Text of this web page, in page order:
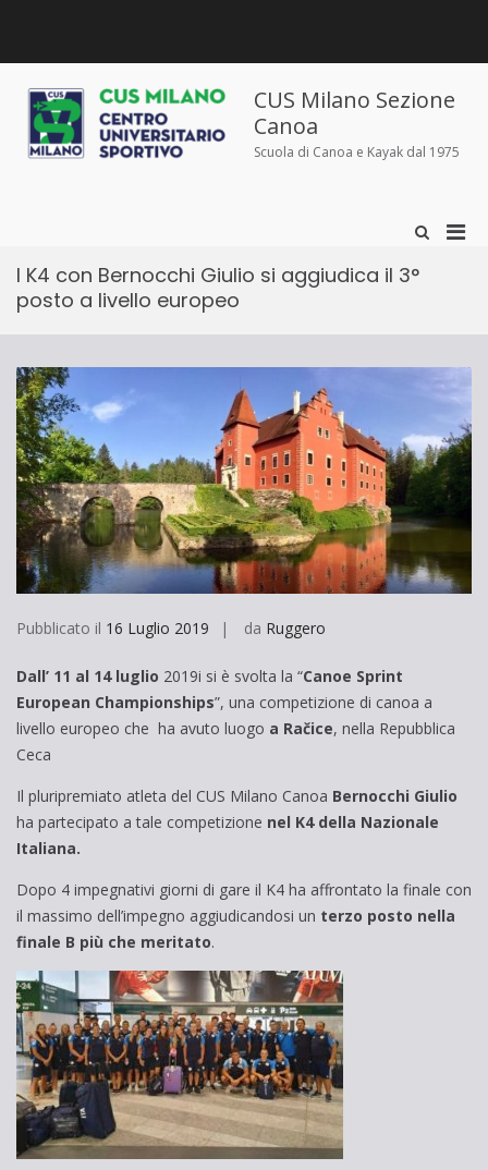
siamo
siamo
e
iscrizioni
sportivo
CUS Milano Sezione
Canoa
Scuola di Canoa e Kayak dal 1975
Mostra
modulo
I K4 con Bernocchi Giulio si aggiudica il 3°
posto a livello europeo
Pubblicato il 16 Luglio 2019 da Ruggero
Dall’ 11 al 14 luglio 2019i si è svolta la “Canoe Sprint
European Championships”, una competizione di canoa a
livello europeo che ha avuto luogo a Račice, nella Repubblica
Ceca
Il pluripremiato atleta del CUS Milano Canoa Bernocchi Giulio
ha partecipato a tale competizione nel K4 della Nazionale
Italiana.
Dopo 4 impegnativi giorni di gare il K4 ha affrontato la finale con
il massimo dell’impegno aggiudicandosi un terzo posto nella
finale B più che meritato.